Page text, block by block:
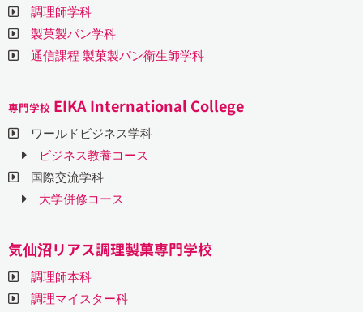
調理師学科
製菓製パン学科
通信課程 製菓製パン衛生師学科
専門学校 EIKA International College
ワールドビジネス学科
ビジネス教養コース
国際交流学科
大学併修コース
気仙沼リアス調理製菓専門学校
調理師本科
調理マイスター科